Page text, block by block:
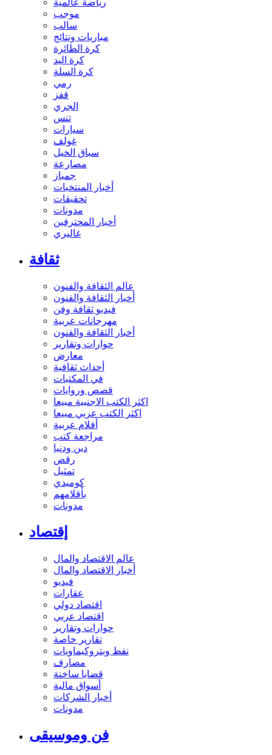
رياضة عالمية
موجب
سالب
مباريات ونتائج
كرة الطائرة
كرة اليد
كرة السلة
رمي
قفز
الجري
تنس
سيارات
غولف
سباق الخيل
مصارعة
جمباز
أخبار المنتخبات
تحقيقات
مدونات
أخبار المحترفين
غاليري
ثقافة
عالم الثقافة والفنون
أخبار الثقافة والفنون
فيديو ثقافة وفن
مهرجانات عربية
أخبار الثقافة والفنون
حوارات وتقارير
معارض
أحداث ثقافية
في المكتبات
قصص وروايات
اكثر الكتب الاجنبية مبيعا
اكثر الكتب عربي مبيعا
أفلام عربية
مراجعة كتب
دين ودنيا
رقص
تمثيل
كوميدي
بأقلامهم
مدونات
إقتصاد
عالم الاقتصاد والمال
أخبار الاقتصاد والمال
فيديو
عقارات
اقتصاد دولي
اقتصاد عربي
حوارات وتقارير
تقارير خاصة
نفط وبتروكيماويات
مصارف
قضايا ساخنة
أسواق مالية
أخبار الشركات
مدونات
فن وموسيقى